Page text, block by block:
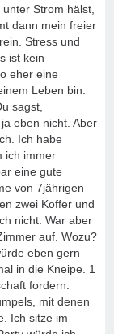
Strom hälst,
dann mein freier
Stress und
ist kein
eher eine
Leben bin.
sagst,
eben nicht. Aber
Ich habe
ich immer
eine gute
von 7jährigen
zwei Koffer und
nicht. War aber
auf. Wozu?
eben gern
in die Kneipe. 1
fordern.
mit denen
Ich sitze im